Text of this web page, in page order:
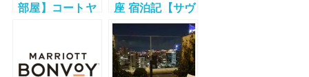
部屋】コートヤ
テーション 宿泊
記 【エディター
座 宿泊記【サヴ
ィーキング】